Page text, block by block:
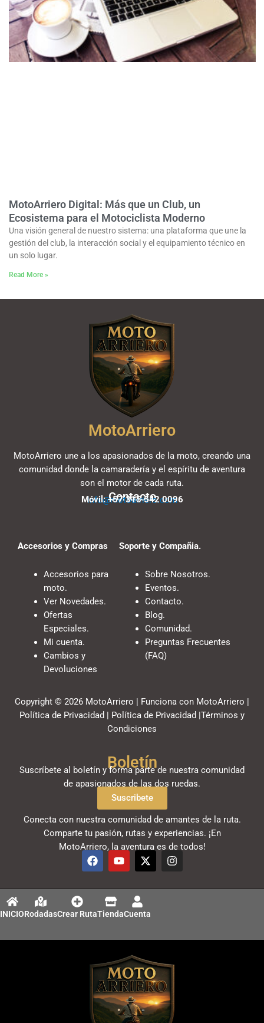
MotoArriero Digital: Más que un Club, un
Ecosistema para el Motociclista Moderno
Una visión general de nuestro sistema: una plataforma que une la
gestión del club, la interacción social y el equipamiento técnico en
un solo lugar.
Read More »
MotoArriero
MotoArriero une a los apasionados de la moto, creando una
comunidad donde la camaradería y el espíritu de aventura
son el motor de cada ruta.
Contacto
info@motoarriero.com
Móvil: +57 315 542 0096
Accesorios y Compras
Accesorios para
moto.
Ver Novedades.
Ofertas
Especiales.
Mi cuenta.
Cambios y
Devoluciones
Soporte y Compañia.
Sobre Nosotros.
Eventos.
Contacto.
Blog.
Comunidad.
Preguntas Frecuentes
(FAQ)
Copyright © 2026 MotoArriero | Funciona con MotoArriero |
Política de Privacidad | Política de Privacidad |Términos y
Condiciones
Boletín
Suscríbete al boletín y forma parte de nuestra comunidad
de apasionados de las dos ruedas.
Suscribete
Conecta con nuestra comunidad de amantes de la ruta.
Comparte tu pasión, rutas y experiencias. ¡En
MotoArriero, la aventura es de todos!
F
a
c
e
o
o
Y
o
u
t
b
e
X
-
t
w
t
t
r
I
n
s
t
m
INICIORodadasCrear RutaTiendaCuenta